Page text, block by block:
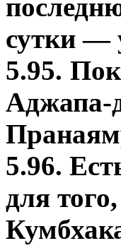
сутки —
5.95.
Аджапа-
5.96.
для